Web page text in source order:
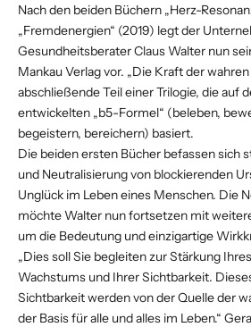
Nach den beiden Büchern „Herz-
„Fremdenergien“ (2019) legt der
Gesundheitsberater Claus Walter nun
Mankau Verlag vor. „Die Kraft der
abschließende Teil einer Trilogie, die auf
entwickelten „b5-Formel“ (beleben,
begeistern, bereichern) basiert.
Die beiden ersten Bücher befassen sich
und Neutralisierung von blockierenden
Unglück im Leben eines Menschen. Die
möchte Walter nun fortsetzen mit
um die Bedeutung und einzigartige
„Dies soll Sie begleiten zur Stärkung
Wachstums und Ihrer Sichtbarkeit.
Sichtbarkeit werden von der Quelle der
der Basis für alle und alles im Leben.“